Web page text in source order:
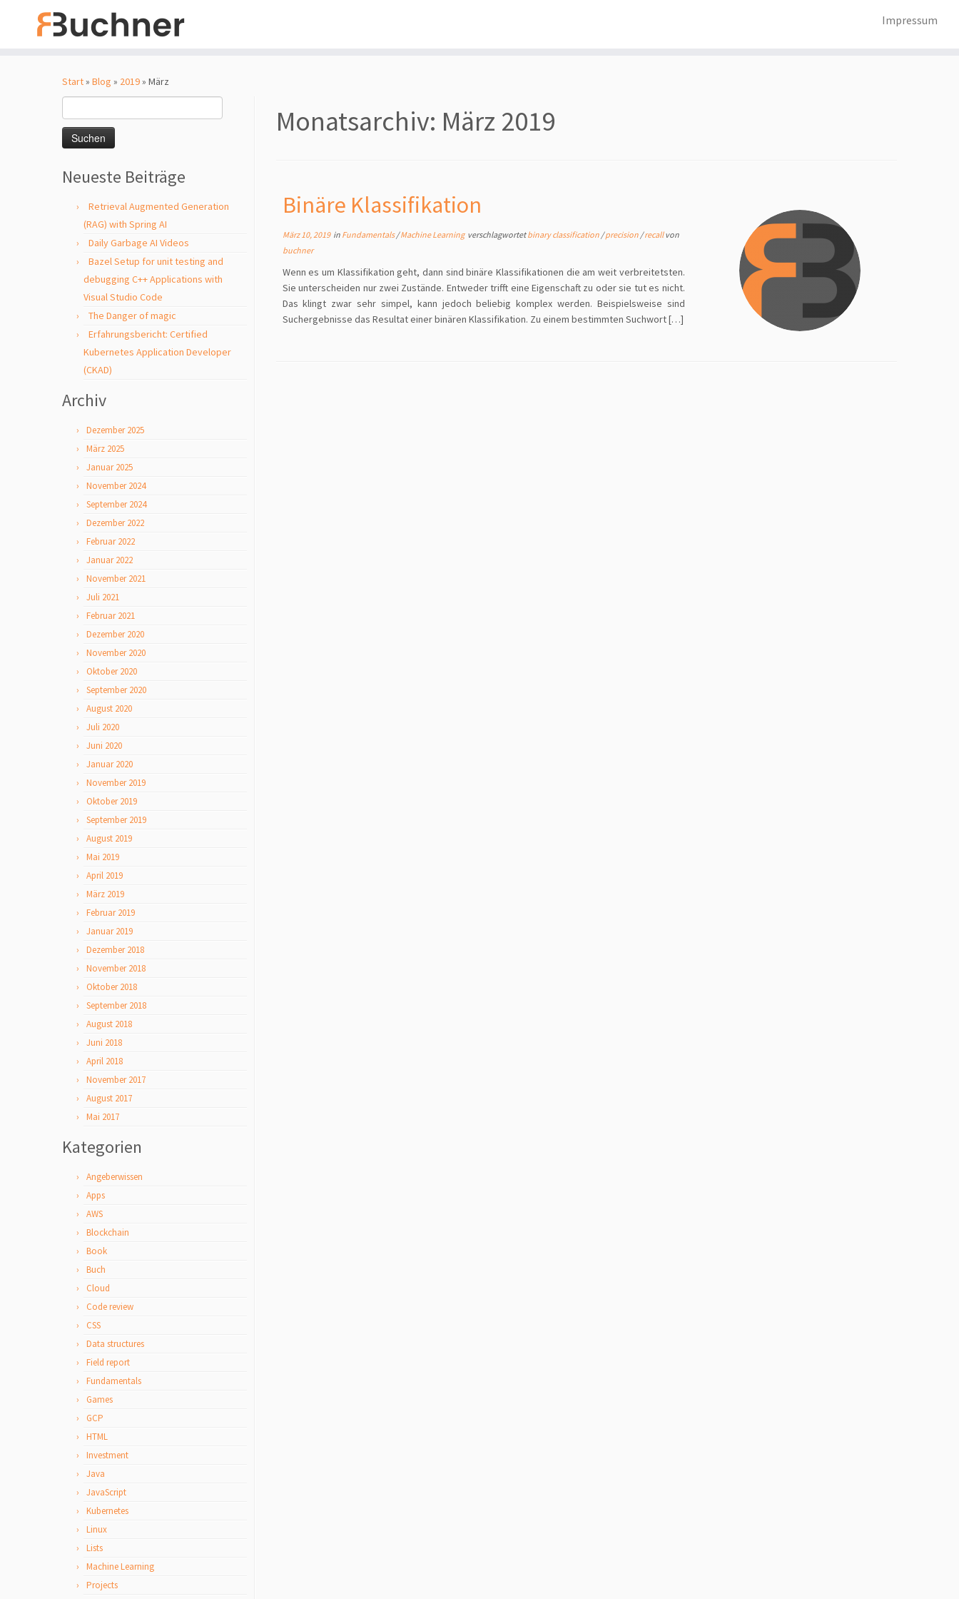
Impressum
Start» Blog » 2019» März
nach:
Neueste Beiträge
Retrieval Augmented Generation
(RAG) with Spring AI
Daily Garbage AI Videos
Bazel Setup for unit testing and
debugging C++ Applications with
Visual Studio Code
The Danger of magic
Erfahrungsbericht: Certified
Kubernetes Application Developer
(CKAD)
Archiv
Dezember 2025
März 2025
Januar 2025
November 2024
September 2024
Dezember 2022
Februar 2022
Januar 2022
November 2021
Juli 2021
Februar 2021
Dezember 2020
November 2020
Oktober 2020
September 2020
August 2020
Juli 2020
Juni 2020
Januar 2020
November 2019
Oktober 2019
September 2019
August 2019
Mai 2019
April 2019
März 2019
Februar 2019
Januar 2019
Dezember 2018
November 2018
Oktober 2018
September 2018
August 2018
Juni 2018
April 2018
November 2017
August 2017
Mai 2017
Kategorien
Angeberwissen
Apps
AWS
Blockchain
Book
Buch
Cloud
Code review
CSS
Data structures
Field report
Fundamentals
Games
GCP
HTML
Investment
Java
JavaScript
Kubernetes
Linux
Lists
Machine Learning
Projects
Monatsarchiv: März 2019
Binäre Klassifikation
März 10, 2019in Fundamentals/Machine Learningverschlagwortetbinary classification /precision /recallvon
buchner
Wenn es um Klassifikation geht, dann sind binäre Klassifikationen die am weit verbreitetsten.
Sie unterscheiden nur zwei Zustände. Entweder trifft eine Eigenschaft zu oder sie tut es nicht.
Das klingt zwar sehr simpel, kann jedoch beliebig komplex werden. Beispielsweise sind
Suchergebnisse das Resultat einer binären Klassifikation. Zu einem bestimmten Suchwort […]